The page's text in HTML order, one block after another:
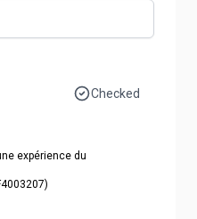
Checked
expérience du